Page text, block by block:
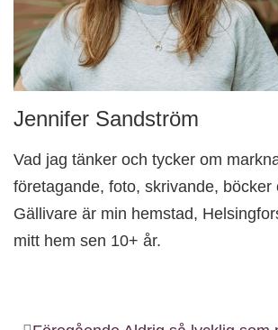
Jennifer Sandström
Vad jag tänker och tycker om
företagande, foto, skrivande, böcker
Gällivare är min hemstad,
mitt hem sen 10+ år.